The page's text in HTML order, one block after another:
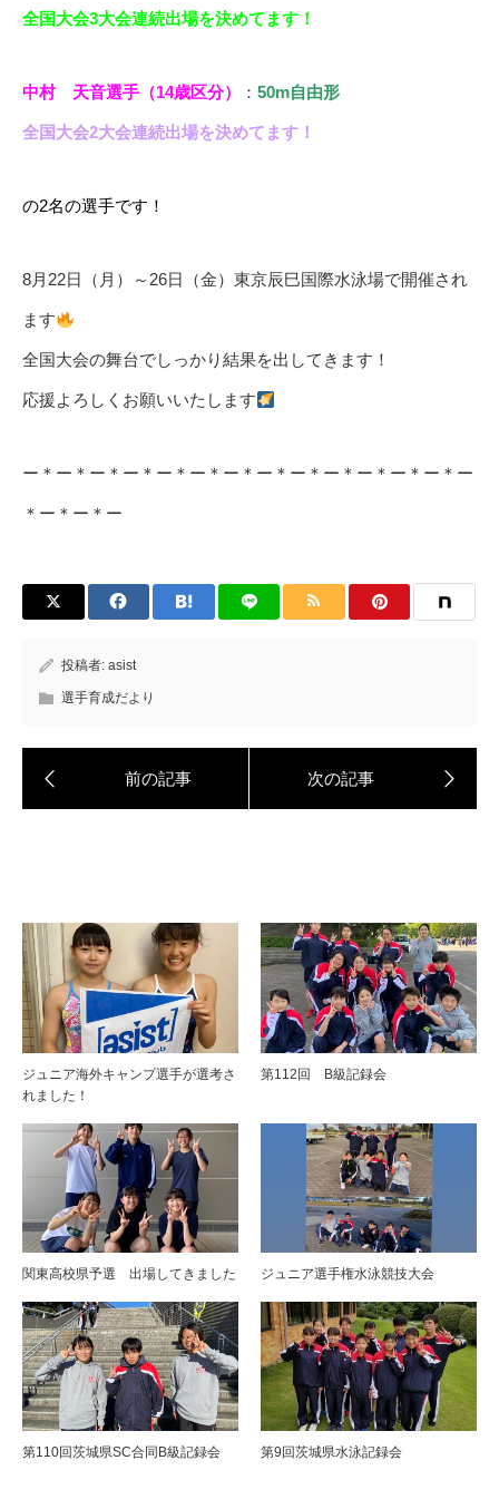
全国大会3大会連続出場を決めてます！
中村 天音選手（14歳区分） ： 50m自由形
全国大会2大会連続出場を決めてます！
の2名の選手です！
8月22日（月）～26日（金）東京辰巳国際水泳場で開催され
ます
全国大会の舞台でしっかり結果を出してきます！
応援よろしくお願いいたします
ー＊ー＊ー＊ー＊ー＊ー＊ー＊ー＊ー＊ー＊ー＊ー＊ー＊ー
＊ー＊ー＊ー
投稿者: asist
選手育成だより
ジュニア海外キャンプ選手が選考さ
れました！
第112回 B級記録会
関東高校県予選 出場してきました ジュニア選手権水泳競技大会
第110回茨城県SC合同B級記録会 第9回茨城県水泳記録会